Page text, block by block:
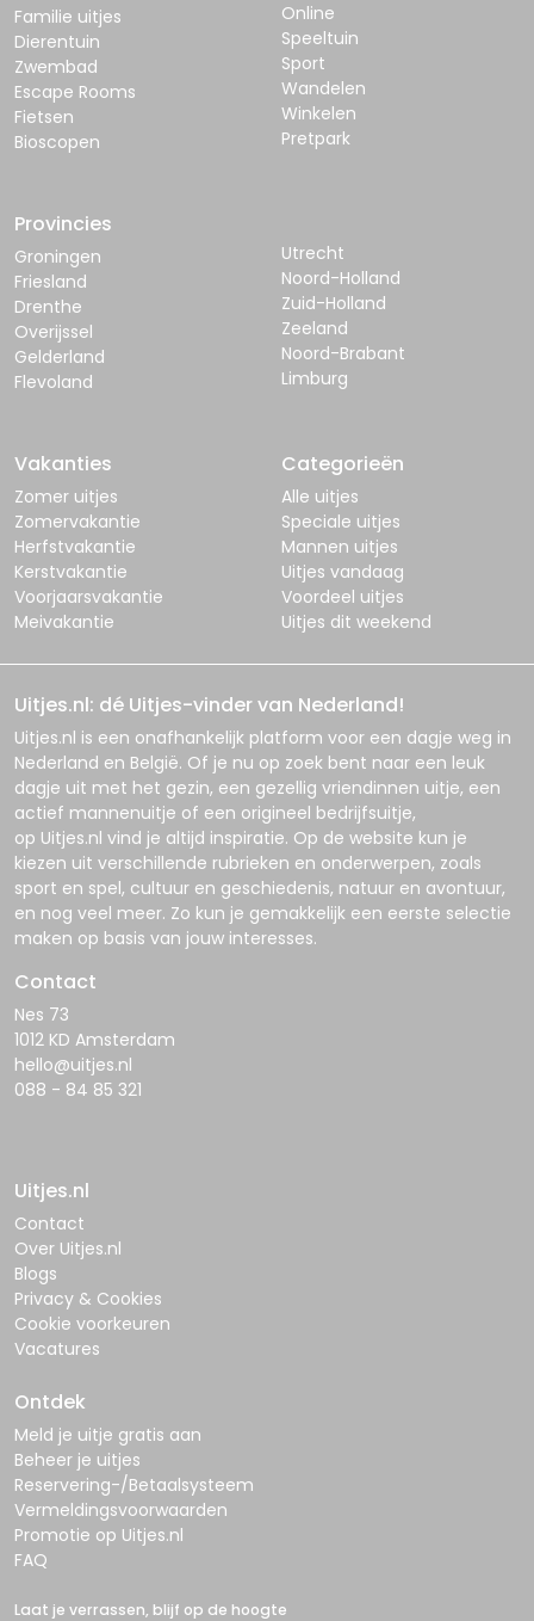
Familie uitjes
Dierentuin
Zwembad
Escape Rooms
Fietsen
Bioscopen
Online
Speeltuin
Sport
Wandelen
Winkelen
Pretpark
Provincies
Groningen
Friesland
Drenthe
Overijssel
Gelderland
Flevoland
Utrecht
Noord-Holland
Zuid-Holland
Zeeland
Noord-Brabant
Limburg
Vakanties
Zomer uitjes
Zomervakantie
Herfstvakantie
Kerstvakantie
Voorjaarsvakantie
Meivakantie
Categorieën
Alle uitjes
Speciale uitjes
Mannen uitjes
Uitjes vandaag
Voordeel uitjes
Uitjes dit weekend
Uitjes.nl: dé Uitjes-vinder van Nederland!
Uitjes.nl is een onafhankelijk platform voor een dagje weg in
Nederland en België. Of je nu op zoek bent naar een leuk
dagje uit met het gezin, een gezellig vriendinnen uitje, een
actief mannenuitje of een origineel bedrijfsuitje,
op Uitjes.nl vind je altijd inspiratie. Op de website kun je
kiezen uit verschillende rubrieken en onderwerpen, zoals
sport en spel, cultuur en geschiedenis, natuur en avontuur,
en nog veel meer. Zo kun je gemakkelijk een eerste selectie
maken op basis van jouw interesses.
Contact
Nes 73
1012 KD Amsterdam
hello@uitjes.nl
088 - 84 85 321
Uitjes.nl
Contact
Over Uitjes.nl
Blogs
Privacy & Cookies
Cookie voorkeuren
Vacatures
Ontdek
Meld je uitje gratis aan
Beheer je uitjes
Reservering-/Betaalsysteem
Vermeldingsvoorwaarden
Promotie op Uitjes.nl
FAQ
Laat je verrassen, blijf op de hoogte